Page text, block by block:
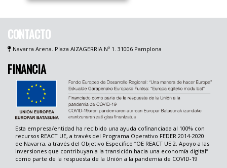
CONTACTO
Navarra Arena. Plaza AIZAGERRIA Nº 1. 31006 Pamplona
FINANCIA
Esta empresa/entidad ha recibido una ayuda cofinanciada al 100% con
recursos REACT UE, a través del Programa Operativo FEDER 2014-2020
de Navarra, a través del Objetivo Específico “OE REACT UE 2. Apoyo a las
inversiones que contribuyan a la transición hacia una economía digital”
como parte de la respuesta de la Unión a la pandemia de COVID-19